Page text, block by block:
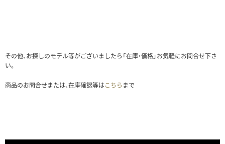
その他、お探しのモデル等がございましたら「在庫・価格」お気軽にお問合せ下さ
い。
商品のお問合せまたは、在庫確認等はこちら まで